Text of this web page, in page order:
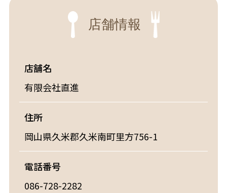
店舗情報
店舗名
有限会社直進
住所
岡山県久米郡久米南町里方756-1
電話番号
086-728-2282